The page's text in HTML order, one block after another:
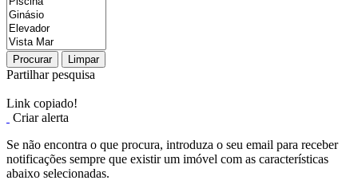
Procurar Limpar
Partilhar pesquisa
Link copiado!
Criar alerta
Se não encontra o que procura, introduza o seu email para receber
notificações sempre que existir um imóvel com as características
abaixo selecionadas.